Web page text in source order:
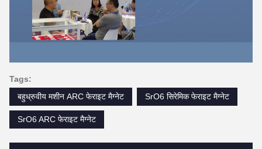
Tags:
बहुध्रुवीय मशीन ARC फेराइट मैग्नेट
SrO6 सिरेमिक फेराइट मैग्नेट
SrO6 ARC फेराइट मैग्नेट